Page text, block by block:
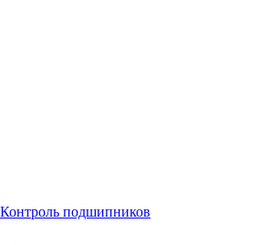
Контроль подшипников